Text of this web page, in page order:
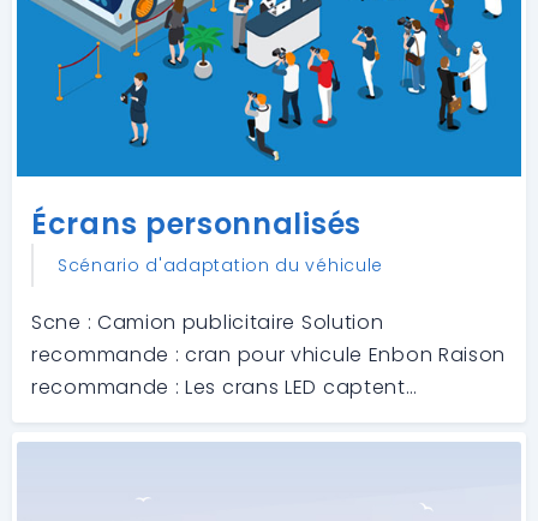
Écrans personnalisés
Scénario d'adaptation du véhicule
Scne : Camion publicitaire Solution
recommande : cran pour vhicule Enbon Raison
recommande : Les crans LED captent
lattention du spectateur et suscitent lintrt